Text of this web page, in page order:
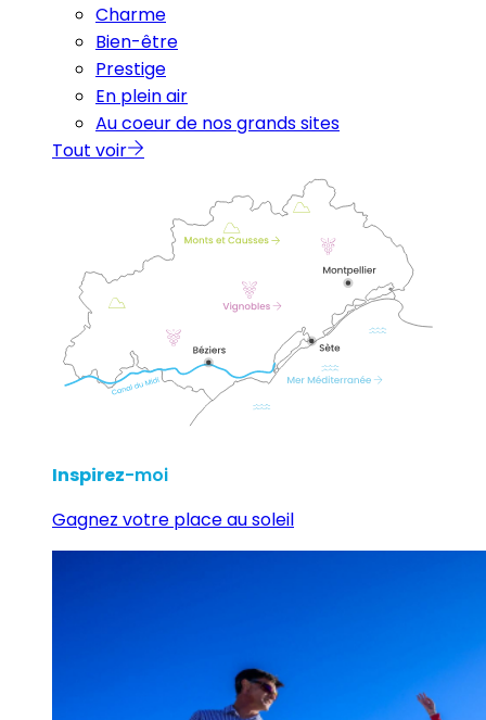
Charme
Bien-être
Prestige
En plein air
Au coeur de nos grands sites
Tout voir
Inspirez-moi
Gagnez votre place au soleil